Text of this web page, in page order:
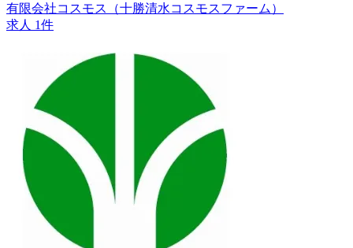
有限会社コスモス（十勝清水コスモスファーム）
求人 1件